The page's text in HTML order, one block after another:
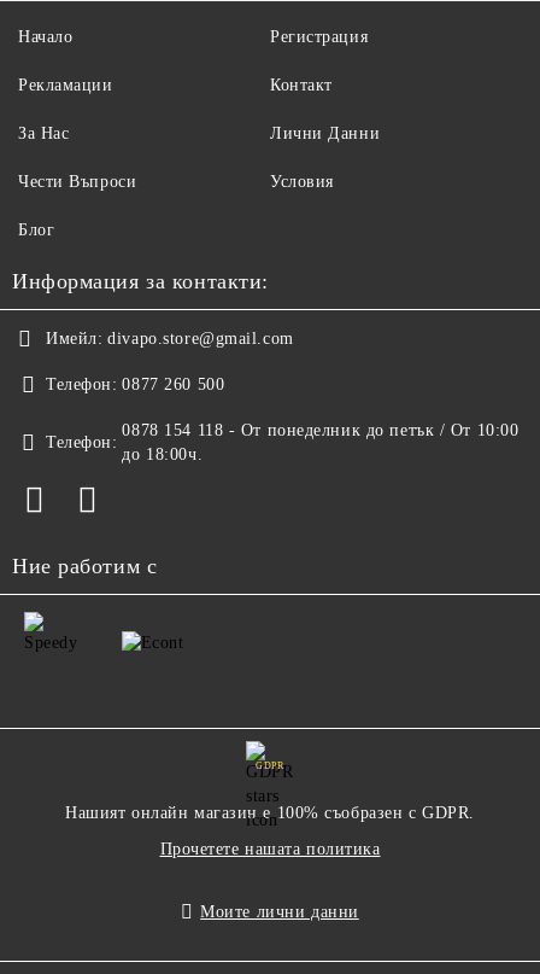
Начало
Рекламации
За Нас
Чести Въпроси
Регистрация
Контакт
Лични Данни
Условия
Блог
Информация за контакти:
Имейл: divapo.store@gmail.com
Телефон: 0877 260 500
Телефон:
0878 154 118 - От понеделник до петък / От 10:00
до 18:00ч.
Ние работим с
GDPR
Нашият онлайн магазин е 100% съобразен с GDPR.
Прочетете нашата политика
Моите лични данни